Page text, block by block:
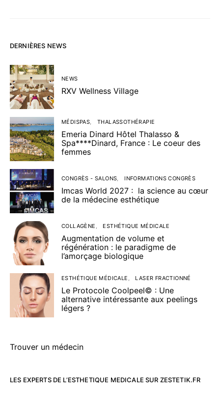
DERNIÈRES NEWS
NEWS
RXV Wellness Village
MÉDISPAS THALASSOTHÉRAPIE
Emeria Dinard Hôtel Thalasso &
Spa****Dinard, France : Le coeur des
femmes
CONGRÈS - SALONS INFORMATIONS CONGRÈS
Imcas World 2027 : la science au cœur
de la médecine esthétique
COLLAGÈNE ESTHÉTIQUE MÉDICALE
Augmentation de volume et
régénération : le paradigme de
l’amorçage biologique
ESTHÉTIQUE MÉDICALE LASER FRACTIONNÉ
Le Protocole Coolpeel© : Une
alternative intéressante aux peelings
légers ?
Trouver un médecin
LES EXPERTS DE L’ESTHETIQUE MEDICALE SUR ZESTETIK.FR